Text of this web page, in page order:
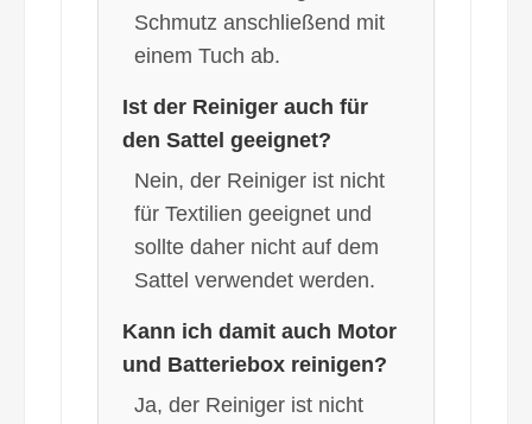
Schmutz anschließend mit
einem Tuch ab.
Ist der Reiniger auch für
den Sattel geeignet?
Nein, der Reiniger ist nicht
für Textilien geeignet und
sollte daher nicht auf dem
Sattel verwendet werden.
Kann ich damit auch Motor
und Batteriebox reinigen?
Ja, der Reiniger ist nicht